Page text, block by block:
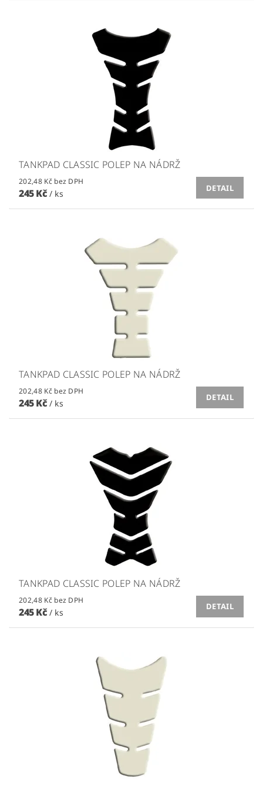
TANKPAD CLASSIC POLEP NA NÁDRŽ
202,48 Kč bez DPH
245 Kč / ks
DETAIL
TANKPAD CLASSIC POLEP NA NÁDRŽ
202,48 Kč bez DPH
245 Kč / ks
DETAIL
TANKPAD CLASSIC POLEP NA NÁDRŽ
202,48 Kč bez DPH
245 Kč / ks
DETAIL